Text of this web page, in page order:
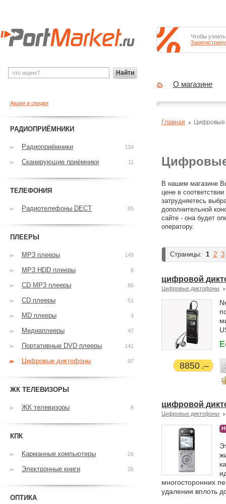
В нашем магазине
цене в
затрудняетесь
дополнительной
сайте - она будет
оператору.
Страницы: 1 2 3
цифровой
Цифровые диктофоны
8850
цифровой
Цифровые диктофоны
многосторонних
удалении вплоть
Главная Цифровые
Акции и скидки
РАДИОПРИЁМНИКИ
Радиоприёмники 134
Сканирующие приёмники 11
ТЕЛЕФОНИЯ
Радиотелефоны DECT 85
ПЛЕЕРЫ
MP3 плееры 149
MP3 HDD плееры 8
CD MP3 плееры 86
CD плееры 51
MD плееры 4
Медиаплееры 47
Портативные DVD плееры 141
Цифровые диктофоны 97
ЖК ТЕЛЕВИЗОРЫ
ЖК телевизоры 8
КПК
Карманные компьютеры 26
Электронные книги 26
ОПТИКА
Найти
Чтобы
О магазине